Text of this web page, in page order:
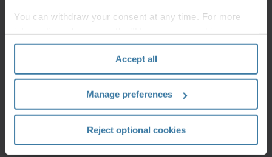
You can withdraw your consent at any time. For more
section" of ourPrivacy Policy.
Accept all
Manage preferences
Reject optional cookies
مركز الدعم
يقدم لك مركز دعم العملاء أسرع الإجابات على أسئلتك.
إطلب الدعم